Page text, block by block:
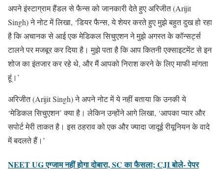
अपने इंस्टाग्राम हैंडल से फैन्स को जानकारी देते हुए अरिजीत (Arijit
Singh) ने नोट में लिखा, ‘डियर फैन्स, ये शेयर करते हुए मुझे बहुत दुख हो रहा
है कि अचानक से आई एक मेडिकल सिचुएशन ने मुझे अगस्त के कॉन्सर्ट्स
टालने पर मजबूर कर दिया है। मुझे पता है कि आप कितनी एक्साइटमेंट से इन
शोज का इंतजार कर रहे थे, और मैं आपको निराश करने के लिए माफी मांगता
हूं।’
अरिजीत (Arijit Singh) ने अपने नोट में ये नहीं बताया कि उनकी ये
‘मेडिकल सिचुएशन’ क्या है। लेकिन उन्होंने आगे लिखा, ‘आपका प्यार और
सपोर्ट मेरी ताकत है। इस ठहराव को एक और ज्यादा जादूई रीयूनियन के वादे
में बदलते हैं।’
NEET UG एग्जाम नहीं होगा दोबारा, SC का फैसला; CJI बोले- पेपर